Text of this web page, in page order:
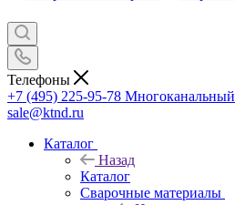
Телефоны
+7 (495) 225-95-78 Многоканальный
sale@ktnd.ru
Каталог
Назад
Каталог
Сварочные материалы